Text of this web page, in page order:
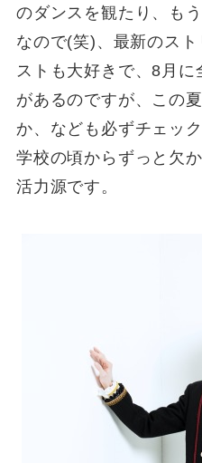
のダンスを観たり、も
なので(笑)、最新のス
ストも大好きで、8月
があるのですが、この
か、なども必ずチェッ
学校の頃からずっと欠
活力源です。